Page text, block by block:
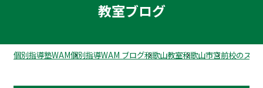
教室ブログ
個別指導塾WAM個別指導WAM ブログ和歌山教室和歌山市宮前校のスタ